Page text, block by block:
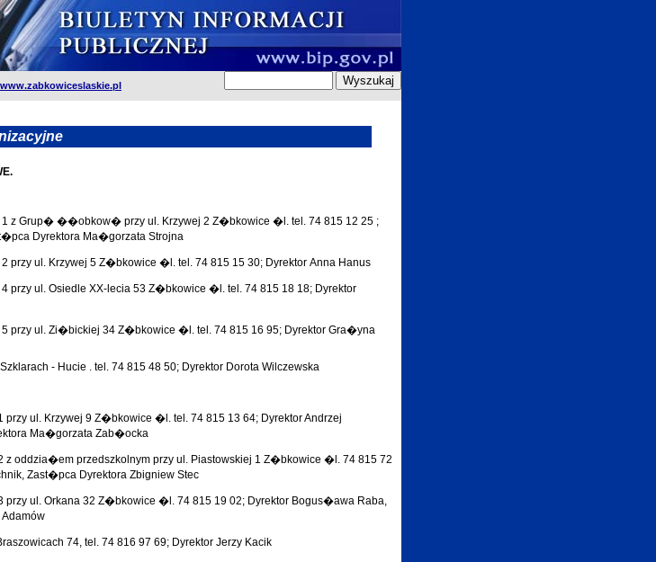
www.zabkowiceslaskie.pl
1 z Grup� ��obkow� przy ul. Krzywej 2 Z�bkowice �l. tel. 74 815 12 25 ;
Dyrektora Ma�gorzata Strojna
przy ul. Krzywej 5 Z�bkowice �l. tel. 74 815 15 30; Dyrektor Anna Hanus
przy ul. Osiedle XX-lecia 53 Z�bkowice �l. tel. 74 815 18 18; Dyrektor
5 przy ul. Zi�bickiej 34 Z�bkowice �l. tel. 74 815 16 95; Dyrektor Gra�yna
- Hucie . tel. 74 815 48 50; Dyrektor Dorota Wilczewska
przy ul. Krzywej 9 Z�bkowice �l. tel. 74 815 13 64; Dyrektor Andrzej
Ma�gorzata Zab�ocka
z oddzia�em przedszkolnym przy ul. Piastowskiej 1 Z�bkowice �l. 74 815 72
Zast�pca Dyrektora Zbigniew Stec
przy ul. Orkana 32 Z�bkowice �l. 74 815 19 02; Dyrektor Bogus�awa Raba,
74, tel. 74 816 97 69; Dyrektor Jerzy Kacik